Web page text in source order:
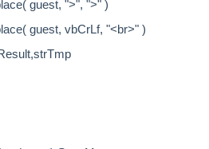
guest, ">", ">" )
guest, vbCrLf, "<br>" )